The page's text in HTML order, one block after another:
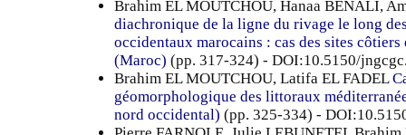
Brahim EL MOUTCHOU, Hanaa BENALI,
diachronique de la ligne du rivage le long
occidentaux marocains : cas des sites
(Maroc) (pp. 317-324) - DOI:10.5150/
Brahim EL MOUTCHOU, Latifa EL FADEL
géomorphologique des littoraux
nord occidental) (pp. 325-334) -